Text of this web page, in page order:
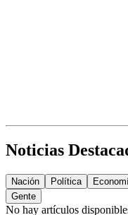
Noticias
Nación Política
Gente
No hay artículos